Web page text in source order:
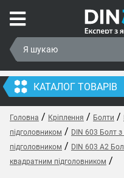
КАТАЛОГ ТОВАРІВ
Головна / Кріплення / Болти /
підголовником / DIN 603 Болт
підголовником / DIN 603 A2
квадратним підголовником /